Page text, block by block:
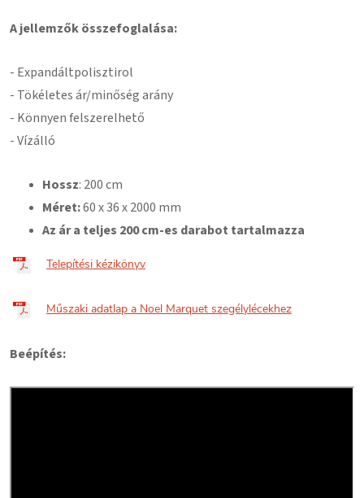
A jellemzők összefoglalása:
- Expandáltpolisztirol
- Tökéletes ár/minőség arány
- Könnyen felszerelhető
- Vízálló
Hossz: 200 cm
Méret:60x 36 x 2000 mm
Az ár a teljes 200 cm-es darabot tartalmazza
Telepítési kézikönyv
Műszaki adatlap a Noel Marquet szegélylécekhez
Beépítés: